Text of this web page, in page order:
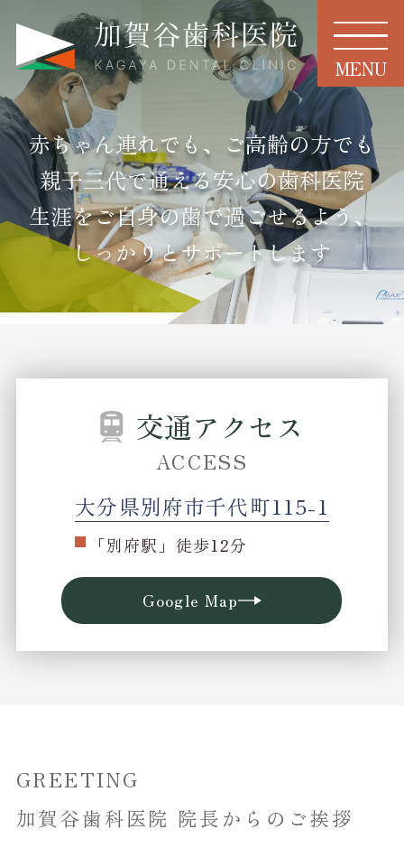
MENU
赤ちゃん連れでも、ご高齢の方でも
親子三代で通える安心の歯科医院
生涯をご自身の歯で過ごせるよう、
しっかりとサポートします
交通アクセス
ACCESS
大分県別府市千代町115-1
「別府駅」徒歩12分
Google Map
GREETING
加賀谷歯科医院 院長からのご挨拶